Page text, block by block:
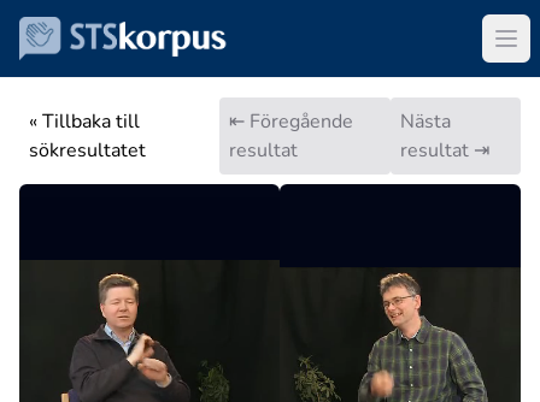
« Tillbaka till
sökresultatet
⇤ Föregående
resultat
Nästa
resultat ⇥